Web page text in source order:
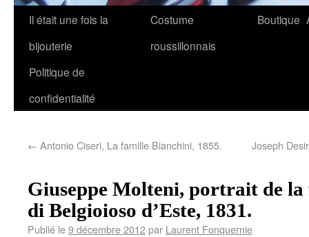
Il était une fois la
bijouterie
Costume
roussillonnais
Boutique
Politique de
confidentialité
← Antonio Ciseri, La famille Bianchini, 1855. Joseph
Giuseppe Molteni, portrait de
di Belgioioso d’Este, 1831.
Publié le9 décembre 2012par Laurent Fonquernie